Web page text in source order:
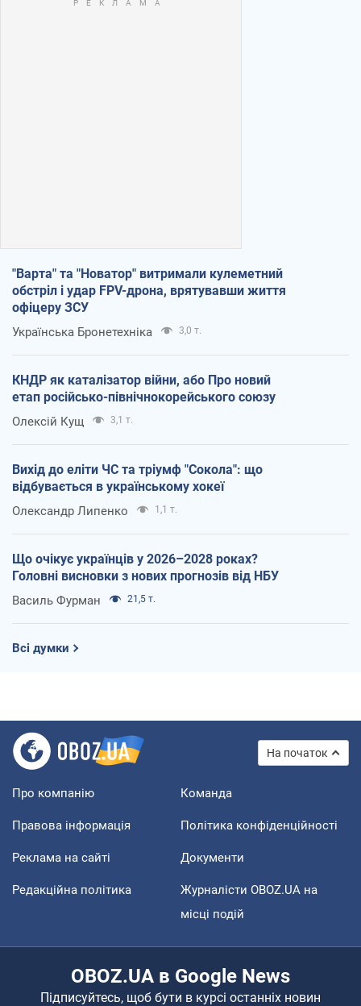
"Варта" та "Новатор" витримали кулеметний
обстріл і удар FPV-дрона, врятувавши життя
офіцеру ЗСУ
Українська Бронетехніка 3,0 т.
КНДР як каталізатор війни, або Про новий
етап російсько-північнокорейського союзу
Олексій Кущ 3,1 т.
Вихід до еліти ЧС та тріумф "Сокола": що
відбувається в українському хокеї
Олександр Липенко 1,1 т.
Що очікує українців у 2026–2028 роках?
Головні висновки з нових прогнозів від НБУ
Василь Фурман 21,5 т.
Всі думки
На початок
Про компанію Команда
Правова інформація Політика конфіденційності
Реклама на сайті Документи
Редакційна політика
Журналісти OBOZ.UA на
місці подій
OBOZ.UA в Google News
Підписуйтесь, щоб бути в курсі останніх новин